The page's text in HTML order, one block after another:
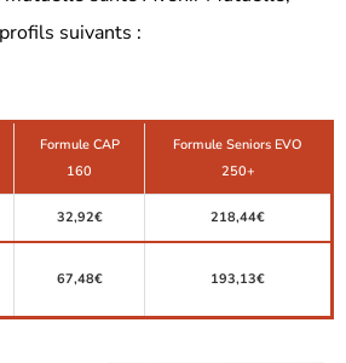
suivants :
Formule CAP
160
Formule Seniors EVO
250+
32,92€ 218,44€
67,48€ 193,13€